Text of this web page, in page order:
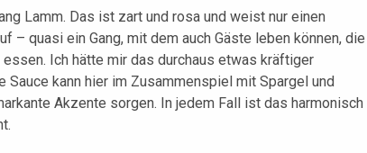
Lamm. Das ist zart und rosa und weist nur einen
– quasi ein Gang, mit dem auch Gäste leben können, die
Ich hätte mir das durchaus etwas kräftiger
Sauce kann hier im Zusammenspiel mit Spargel und
Akzente sorgen. In jedem Fall ist das harmonisch